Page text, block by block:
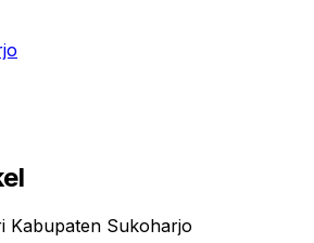
Kabupaten Sukoharjo